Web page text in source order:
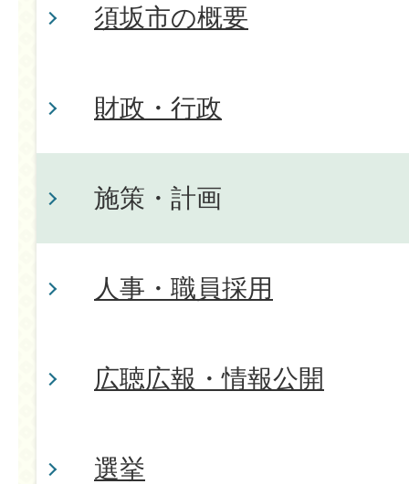
須坂市の概要
財政・行政
施策・計画
人事・職員採用
広聴広報・情報公開
選挙